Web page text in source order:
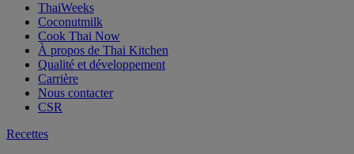
ThaiWeeks
Coconutmilk
Cook Thai Now
À propos de Thai Kitchen
Qualité et développement
Carrière
Nous contacter
CSR
Recettes